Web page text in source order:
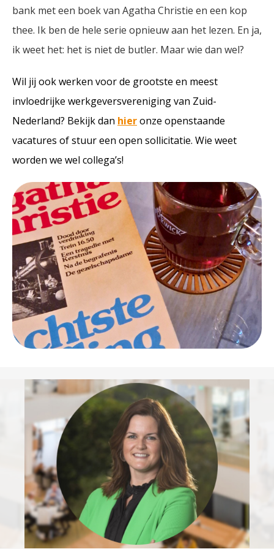
bank met een boek van Agatha Christie en een kop
thee. Ik ben de hele serie opnieuw aan het lezen. En ja,
ik weet het: het is niet de butler. Maar wie dan wel?
Wil jij ook werken voor de grootste en meest
invloedrijke werkgeversvereniging van Zuid-
Nederland? Bekijk dan hieronze openstaande
vacatures of stuur een open sollicitatie. Wie weet
worden we wel collega’s!